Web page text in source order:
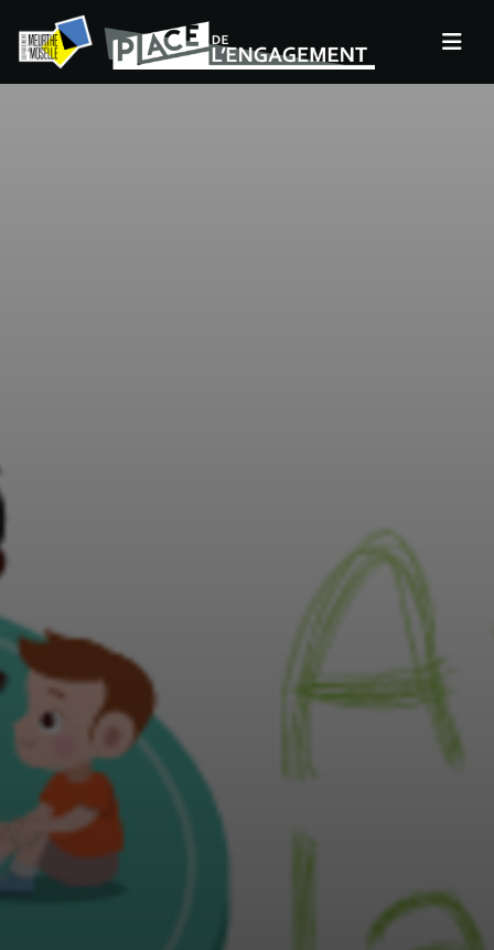
Panneau de gestion des cookies